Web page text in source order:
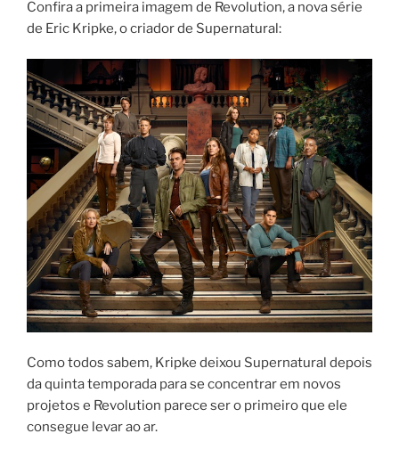
Confira a primeira imagem de Revolution, a nova série
de Eric Kripke, o criador de Supernatural:
Como todos sabem, Kripke deixou Supernatural depois
da quinta temporada para se concentrar em novos
projetos e Revolution parece ser o primeiro que ele
consegue levar ao ar.